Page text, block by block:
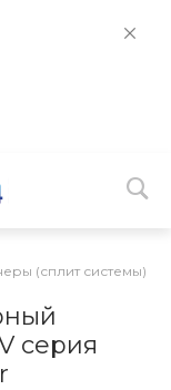
(сплит системы)
серия